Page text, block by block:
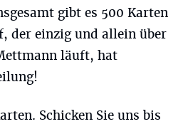
gibt es 500 Karten
der einzig und allein über
läuft, hat
Schicken Sie uns bis